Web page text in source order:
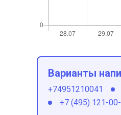
Варианты
+74951210041
+7 (495) 121-